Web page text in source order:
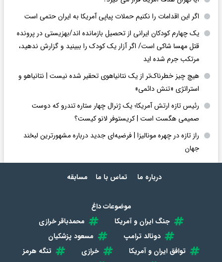
اگر این اقدامات را نکنیم حملات پیاپی آمریکا به ایران حتمی است
یک چهارم کودکان ایرانی از تحصیل بازمانده اند/بهزیستی در پرونده
قتل مهسا شاکی است/ اگر آزار یک کودک را ببینید و گزارش ندهید،
مرتکب جرم شده اید
هیچ چیز خطرناک‌تر از یک نتانیاهوی تحقیر شده نیست | نتانیاهو و
استراتژی «تنش دائمی»
رئیس تازه ارتش آمریکا؛ یک ژنرال چهار ستاره تندرو که دوست
صمیمی هگست است | کریستوفر لانو کیست؟
راز تازه در چهره مونالیزا | فرضیه‌ای جدید درباره مشهورترین لبخند
جهان
درباره ما تماس با ما مسابقه
موضوعات داغ
جنگ ایران و آمریکا
محمدباقر خرازی
دونالد ترامپ
مسعود پزشکیان
توافق ایران و آمریکا
خرازی
تنگه هرمز